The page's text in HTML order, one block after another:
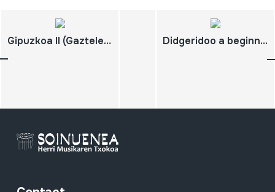
Gipuzkoa II (Gaztelerazko bertsioa) Didgeridoo a beginner´s guide